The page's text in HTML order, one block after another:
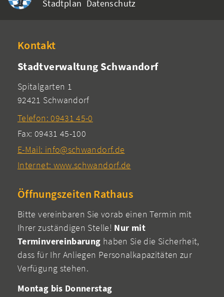
Stadtplan Datenschutz
Kontakt
Stadtverwaltung Schwandorf
Spitalgarten 1
92421 Schwandorf
Telefon: 09431 45-0
Fax: 09431 45-100
E-Mail: info@schwandorf.de
Internet: www.schwandorf.de
Öffnungszeiten Rathaus
Bitte vereinbaren Sie vorab einen Termin mit
Ihrer zuständigen Stelle! Nur mit
Terminvereinbarung haben Sie die Sicherheit,
dass für Ihr Anliegen Personalkapazitäten zur
Verfügung stehen.
Montag bis Donnerstag